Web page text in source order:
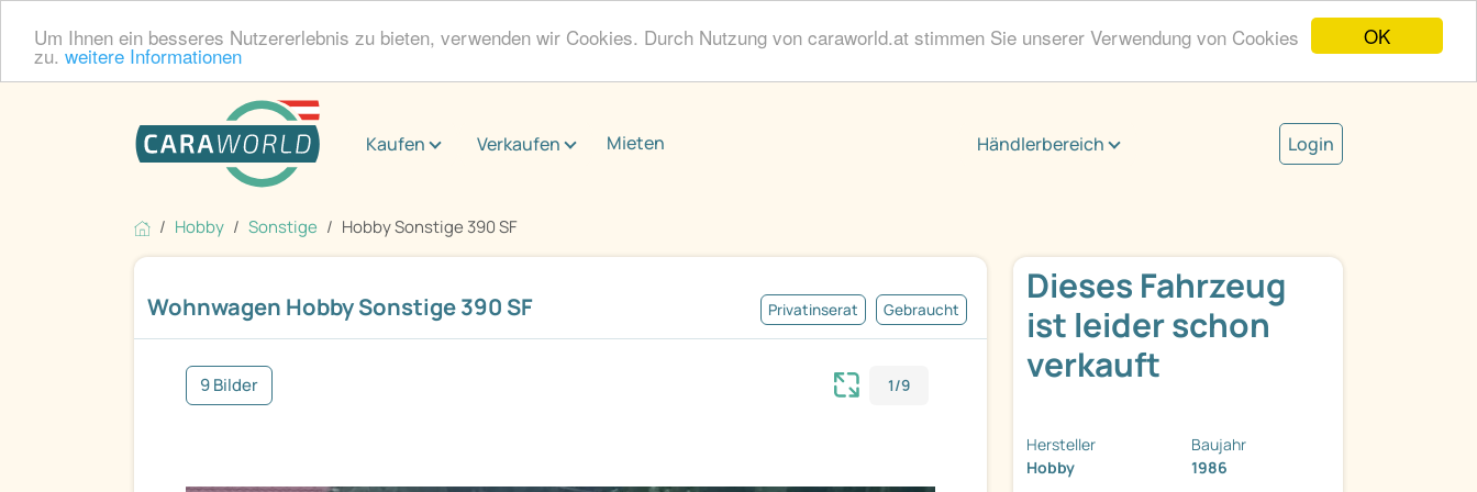
OK
Um Ihnen ein besseres Nutzererlebnis zu bieten, verwenden wir Cookies. Durch Nutzung von caraworld.at stimmen Sie unserer Verwendung von Cookies
zu. weitere Informationen
Kaufen Verkaufen Mieten Händlerbereich Login
Hobby Sonstige Hobby Sonstige 390 SF
Wohnwagen Hobby Sonstige 390 SF Privatinserat Gebraucht
9 Bilder 1/9
Dieses Fahrzeug
ist leider schon
verkauft
Hersteller
Hobby
Baujahr
1986